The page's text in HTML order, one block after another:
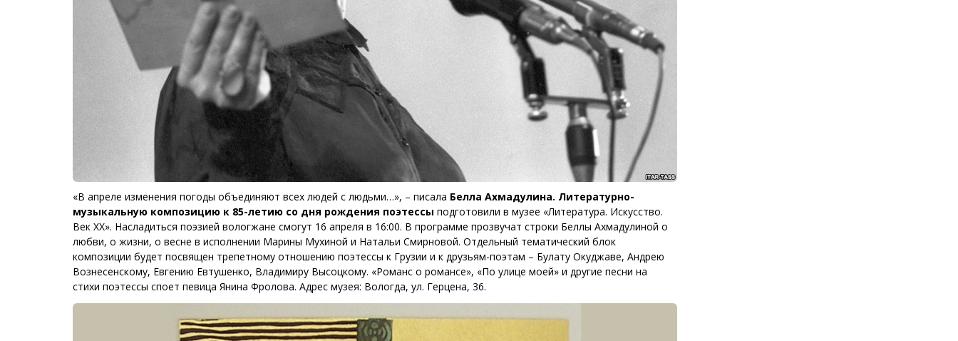
«В апреле изменения погоды объединяют всех людей с людьми…», – писала Белла Ахмадулина. Литературно-
музыкальную композицию к 85-летию со дня рождения поэтессы подготовили в музее «Литература. Искусство.
Век ХХ». Насладиться поэзией вологжане смогут 16 апреля в 16:00. В программе прозвучат строки Беллы Ахмадулиной о
любви, о жизни, о весне в исполнении Марины Мухиной и Натальи Смирновой. Отдельный тематический блок
композиции будет посвящен трепетному отношению поэтессы к Грузии и к друзьям-поэтам – Булату Окуджаве, Андрею
Вознесенскому, Евгению Евтушенко, Владимиру Высоцкому. «Романс о романсе», «По улице моей» и другие песни на
стихи поэтессы споет певица Янина Фролова. Адрес музея: Вологда, ул. Герцена, 36.